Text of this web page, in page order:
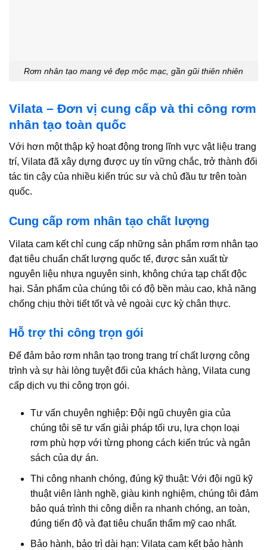
Rơm nhân tạo mang vẻ đẹp mộc mạc, gần gũi thiên nhiên
Vilata – Đơn vị cung cấp và thi công rơm
nhân tạo toàn quốc
Với hơn một thập kỷ hoạt động trong lĩnh vực vật liệu trang
trí, Vilata đã xây dựng được uy tín vững chắc, trở thành đối
tác tin cậy của nhiều kiến trúc sư và chủ đầu tư trên toàn
quốc.
Cung cấp rơm nhân tạo chất lượng
Vilata cam kết chỉ cung cấp những sản phẩm rơm nhân tạo
đạt tiêu chuẩn chất lượng quốc tế, được sản xuất từ
nguyên liệu nhựa nguyên sinh, không chứa tạp chất độc
hại. Sản phẩm của chúng tôi có độ bền màu cao, khả năng
chống chịu thời tiết tốt và vẻ ngoài cực kỳ chân thực.
Hỗ trợ thi công trọn gói
Để đảm bảo rơm nhân tạo trong trang trí chất lượng công
trình và sự hài lòng tuyệt đối của khách hàng, Vilata cung
cấp dịch vụ thi công trọn gói.
Tư vấn chuyên nghiệp: Đội ngũ chuyên gia của
chúng tôi sẽ tư vấn giải pháp tối ưu, lựa chọn loại
rơm phù hợp với từng phong cách kiến trúc và ngân
sách của dự án.
Thi công nhanh chóng, đúng kỹ thuật: Với đội ngũ kỹ
thuật viên lành nghề, giàu kinh nghiệm, chúng tôi đảm
bảo quá trình thi công diễn ra nhanh chóng, an toàn,
đúng tiến độ và đạt tiêu chuẩn thẩm mỹ cao nhất.
Bảo hành, bảo trì dài hạn: Vilata cam kết bảo hành